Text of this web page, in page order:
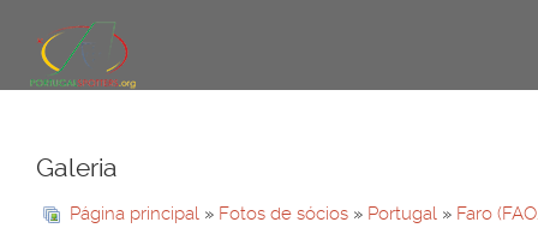
Galeria
Página principal » Fotos de sócios » Portugal » Faro